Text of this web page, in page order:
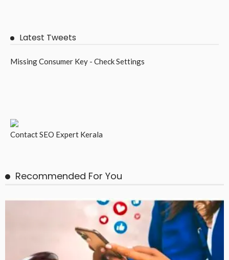
Latest Tweets
Missing Consumer Key - Check Settings
ContactSEO Expert Kerala
Recommended For You